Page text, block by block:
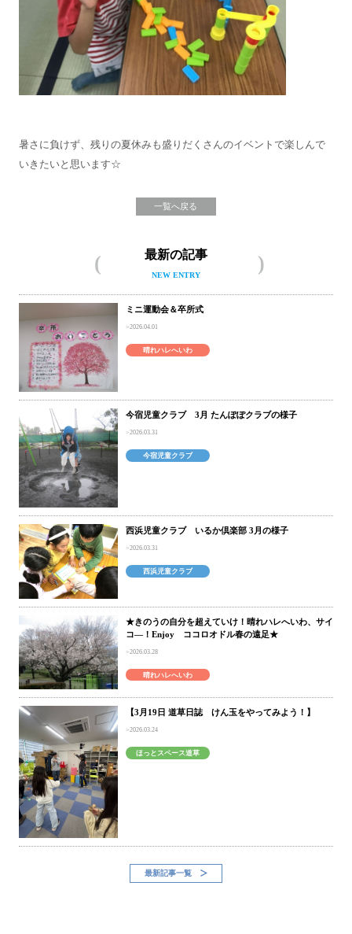
暑さに負けず、残りの夏休みも盛りだくさんのイベントで楽しんで
いきたいと思います☆
一覧へ戻る
最新の記事
NEW ENTRY
ミニ運動会＆卒所式
2026.04.01
晴れハレへいわ
今宿児童クラブ 3月 たんぽぽクラブの様子
2026.03.31
今宿児童クラブ
西浜児童クラブ いるか倶楽部 3月の様子
2026.03.31
西浜児童クラブ
★きのうの自分を超えていけ！晴れハレへいわ、サイ
コ―！Enjoy ココロオドル春の遠足★
2026.03.28
晴れハレへいわ
【3月19日 道草日誌 けん玉をやってみよう！】
2026.03.24
ほっとスペース道草
最新記事一覧